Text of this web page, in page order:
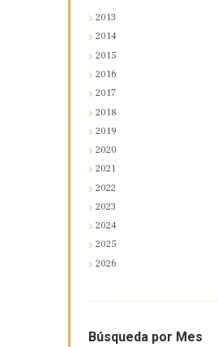
2013
2014
2015
2016
2017
2018
2019
2020
2021
2022
2023
2024
2025
2026
Búsqueda por Mes